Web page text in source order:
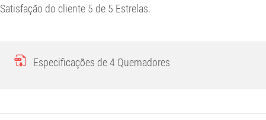
Satisfação do cliente 5 de 5 Estrelas.
Especificações de 4 Quemadores